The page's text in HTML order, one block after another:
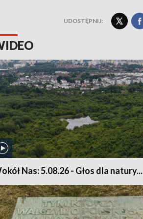
UDOSTĘPNIJ:
Nas: 5.08.26 - Głos dla natury...